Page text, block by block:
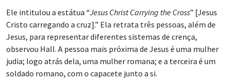
Ele intitulou a estátua “Jesus Christ Carrying the Cross” [Jesus
Cristo carregando a cruz].” Ela retrata três pessoas, além de
Jesus, para representar diferentes sistemas de crença,
observou Hall. A pessoa mais próxima de Jesus é uma mulher
judia; logo atrás dela, uma mulher romana; e a terceira é um
soldado romano, com o capacete junto a si.